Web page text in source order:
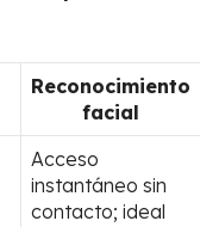
Reconocimiento
facial
Acceso
instantáneo sin
contacto; ideal